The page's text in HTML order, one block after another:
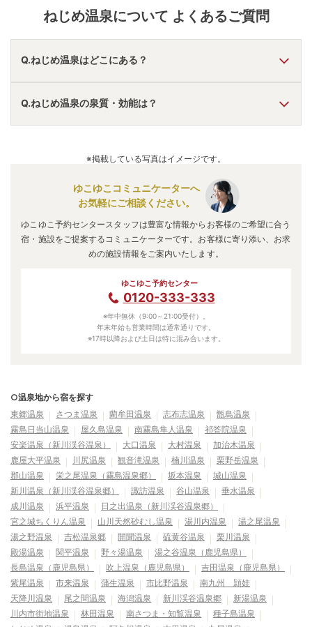
ねじめ温泉について よくあるご質問
Q.ねじめ温泉はどこにある？
A. ねじめ温泉 は、鹿児島県肝属郡南大隅町根占川南
にありま
す。
車でお越しの方は、都城ICから車で約120分。
Q.ねじめ温泉の泉質・効能は？
※掲載している写真はイメージです。
ゆこゆこコミュニケーターへ
お気軽にご相談ください。
ゆこゆこ予約センタースタッフは豊富な情報からお客様のご希望に合う
宿・施設をご提案するコミュニケーターです。お客様に寄り添い、お求
めの施設情報をご案内いたします。
ゆこゆこ予約センター
0120-333-333
※年中無休（9:00～21:00受付）。
年末年始も営業時間は通常通りです。
※17時以降および土日は特に混み合います。
○温泉地から宿を探す
東郷温泉
さつま温泉 藺牟田温泉 志布志温泉
甑島温泉
霧島日当山温泉
屋久島温泉 南霧島隼人温泉
祁答院温泉
安楽温泉（新川渓谷温泉）
大口温泉 大村温泉
加治木温泉
鹿屋大平温泉
川尻温泉 観音滝温泉 楠川温泉
栗野岳温泉
郡山温泉
栄之尾温泉（霧島温泉郷） 坂本温泉
城山温泉
新川温泉（新川渓谷温泉郷）
諏訪温泉 谷山温泉
垂水温泉
成川温泉
浜平温泉
日之出温泉（新川渓谷温泉郷）
宮之城ちくりん温泉
山川天然砂むし温泉 湯川内温泉
湯之尾温泉
湯之野温泉
吉松温泉郷 開聞温泉 硫黄谷温泉
栗川温泉
殿湯温泉
関平温泉 野々湯温泉
湯之谷温泉（鹿児島県）
長島温泉（鹿児島県）
吹上温泉（鹿児島県）
吉田温泉（鹿児島県）
紫尾温泉
市来温泉 蒲生温泉 市比野温泉
南九州 頴娃
天降川温泉
尾之間温泉 海潟温泉 新川渓谷温泉郷
新湯温泉
川内市街地温泉
林田温泉 南さつま・知覧温泉
種子島温泉